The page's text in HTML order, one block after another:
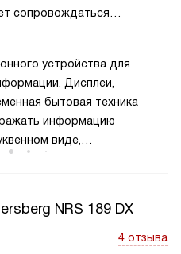
сопровождаться
требует участия человека,
средств
устройства для
Дисплеи,
бытовая техника
информацию
виде,
NRS 189 DX
4 отзыва